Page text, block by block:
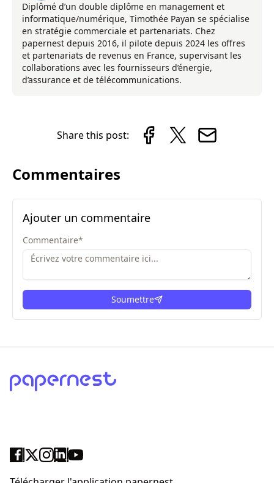
Diplômé d’un double diplôme en management et
informatique/numérique, Timothée Payan se spécialise
en stratégie commerciale et partenariats. Chez
papernest depuis 2016, il pilote depuis 2024 les offres
et partenariats de revenus en France, supervisant les
collaborations avec les fournisseurs d’énergie,
d’assurance et de télécommunications.
Share this post:
Commentaires
Ajouter un commentaire
Commentaire*
Soumettre